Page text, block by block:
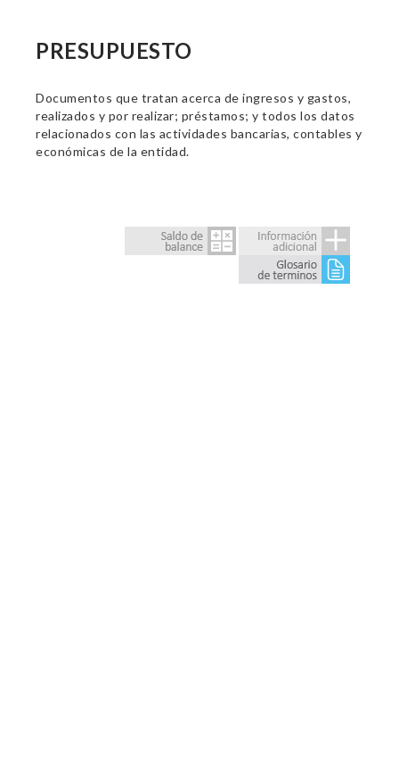
PRESUPUESTO
Documentos que tratan acerca de ingresos y gastos,
realizados y por realizar; préstamos; y todos los datos
relacionados con las actividades bancarias, contables y
económicas de la entidad.